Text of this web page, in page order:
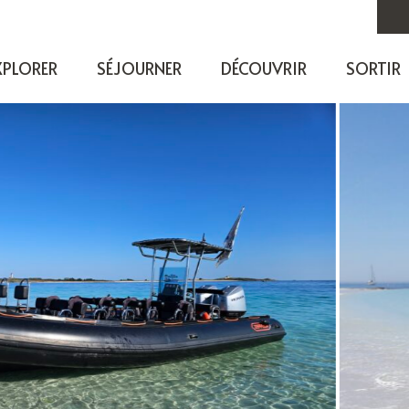
SÉJOURNER DÉCOUVRIR SORTIR